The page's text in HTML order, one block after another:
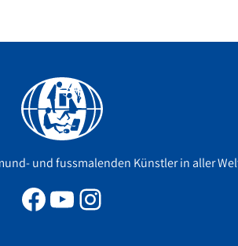
und fussmalenden Künstler in aller
Facebook
YouTube
Instagram